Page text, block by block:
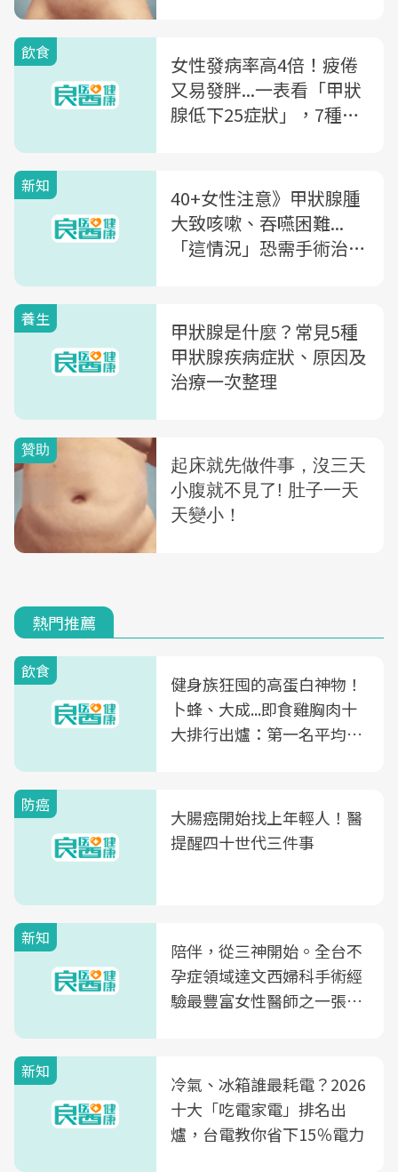
飲食
女性發病率高4倍！疲倦
又易發胖...一表看「甲狀
腺低下25症狀」，7種十
新知
40+女性注意》甲狀腺腫
大致咳嗽、吞嚥困難...
「這情況」恐需手術治
養生
甲狀腺是什麼？常見5種
甲狀腺疾病症狀、原因及
治療一次整理
熱門推薦
飲食
健身族狂囤的高蛋白神物！
卜蜂、大成...即食雞胸肉十
大排行出爐：第一名平均一
防癌
大腸癌開始找上年輕人！醫
提醒四十世代三件事
新知
陪伴，從三神開始。全台不
孕症領域達文西婦科手術經
驗最豐富女性醫師之一張永
光田醫院建構360度女性健
康照護生態圈
新知
冷氣、冰箱誰最耗電？2026
十大「吃電家電」排名出
爐，台電教你省下15％電力